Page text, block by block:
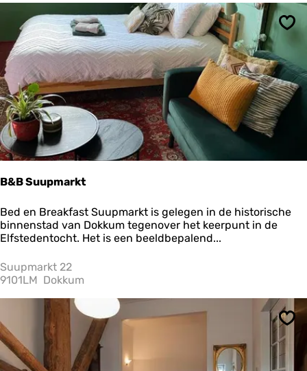
n
r
B&B Suupmarkt
B
&
B
u
u
m
r
k
t
Bed en Breakfast Suupmarkt is gelegen in de historische
binnenstad van Dokkum tegenover het keerpunt in de
Elfstedentocht. Het is een beeldbepalend...
Suupmarkt 22
9101LM Dokkum